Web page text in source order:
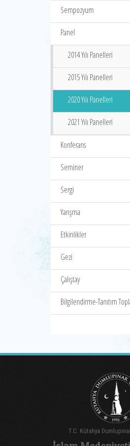
Sempozyum
Panel
2014 Yılı Panelleri
2015 Yılı Panelleri
2020 Yılı Panelleri
2021 Yılı Panelleri
Konferans
Seminer
Sergi
Yarışma
Etkinlikler
Gezi
Çalıştay
Bilgilendirme-Tanıtım
T.C. Kütahya